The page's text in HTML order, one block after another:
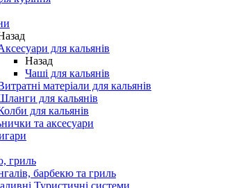
для кальянів
Назад
Чаші для кальянів
матеріали для кальянів
для кальянів
для кальянів
та аксесуари
гриль
барбекю та гриль
Туристичні системи